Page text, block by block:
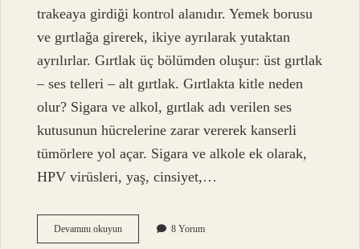
trakeaya girdiği kontrol alanıdır. Yemek borusu
ve gırtlağa girerek, ikiye ayrılarak yutaktan
ayrılırlar. Gırtlak üç bölümden oluşur: üst gırtlak
– ses telleri – alt gırtlak. Gırtlakta kitle neden
olur? Sigara ve alkol, gırtlak adı verilen ses
kutusunun hücrelerine zarar vererek kanserli
tümörlere yol açar. Sigara ve alkole ek olarak,
HPV virüsleri, yaş, cinsiyet,…
Devamını okuyunGırtlağın
Içinde
8 Yorum